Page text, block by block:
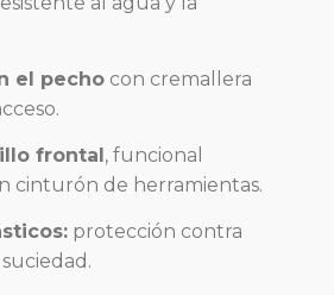
el pecho con cremallera
frontal , funcional
cinturón de herramientas.
protección contra